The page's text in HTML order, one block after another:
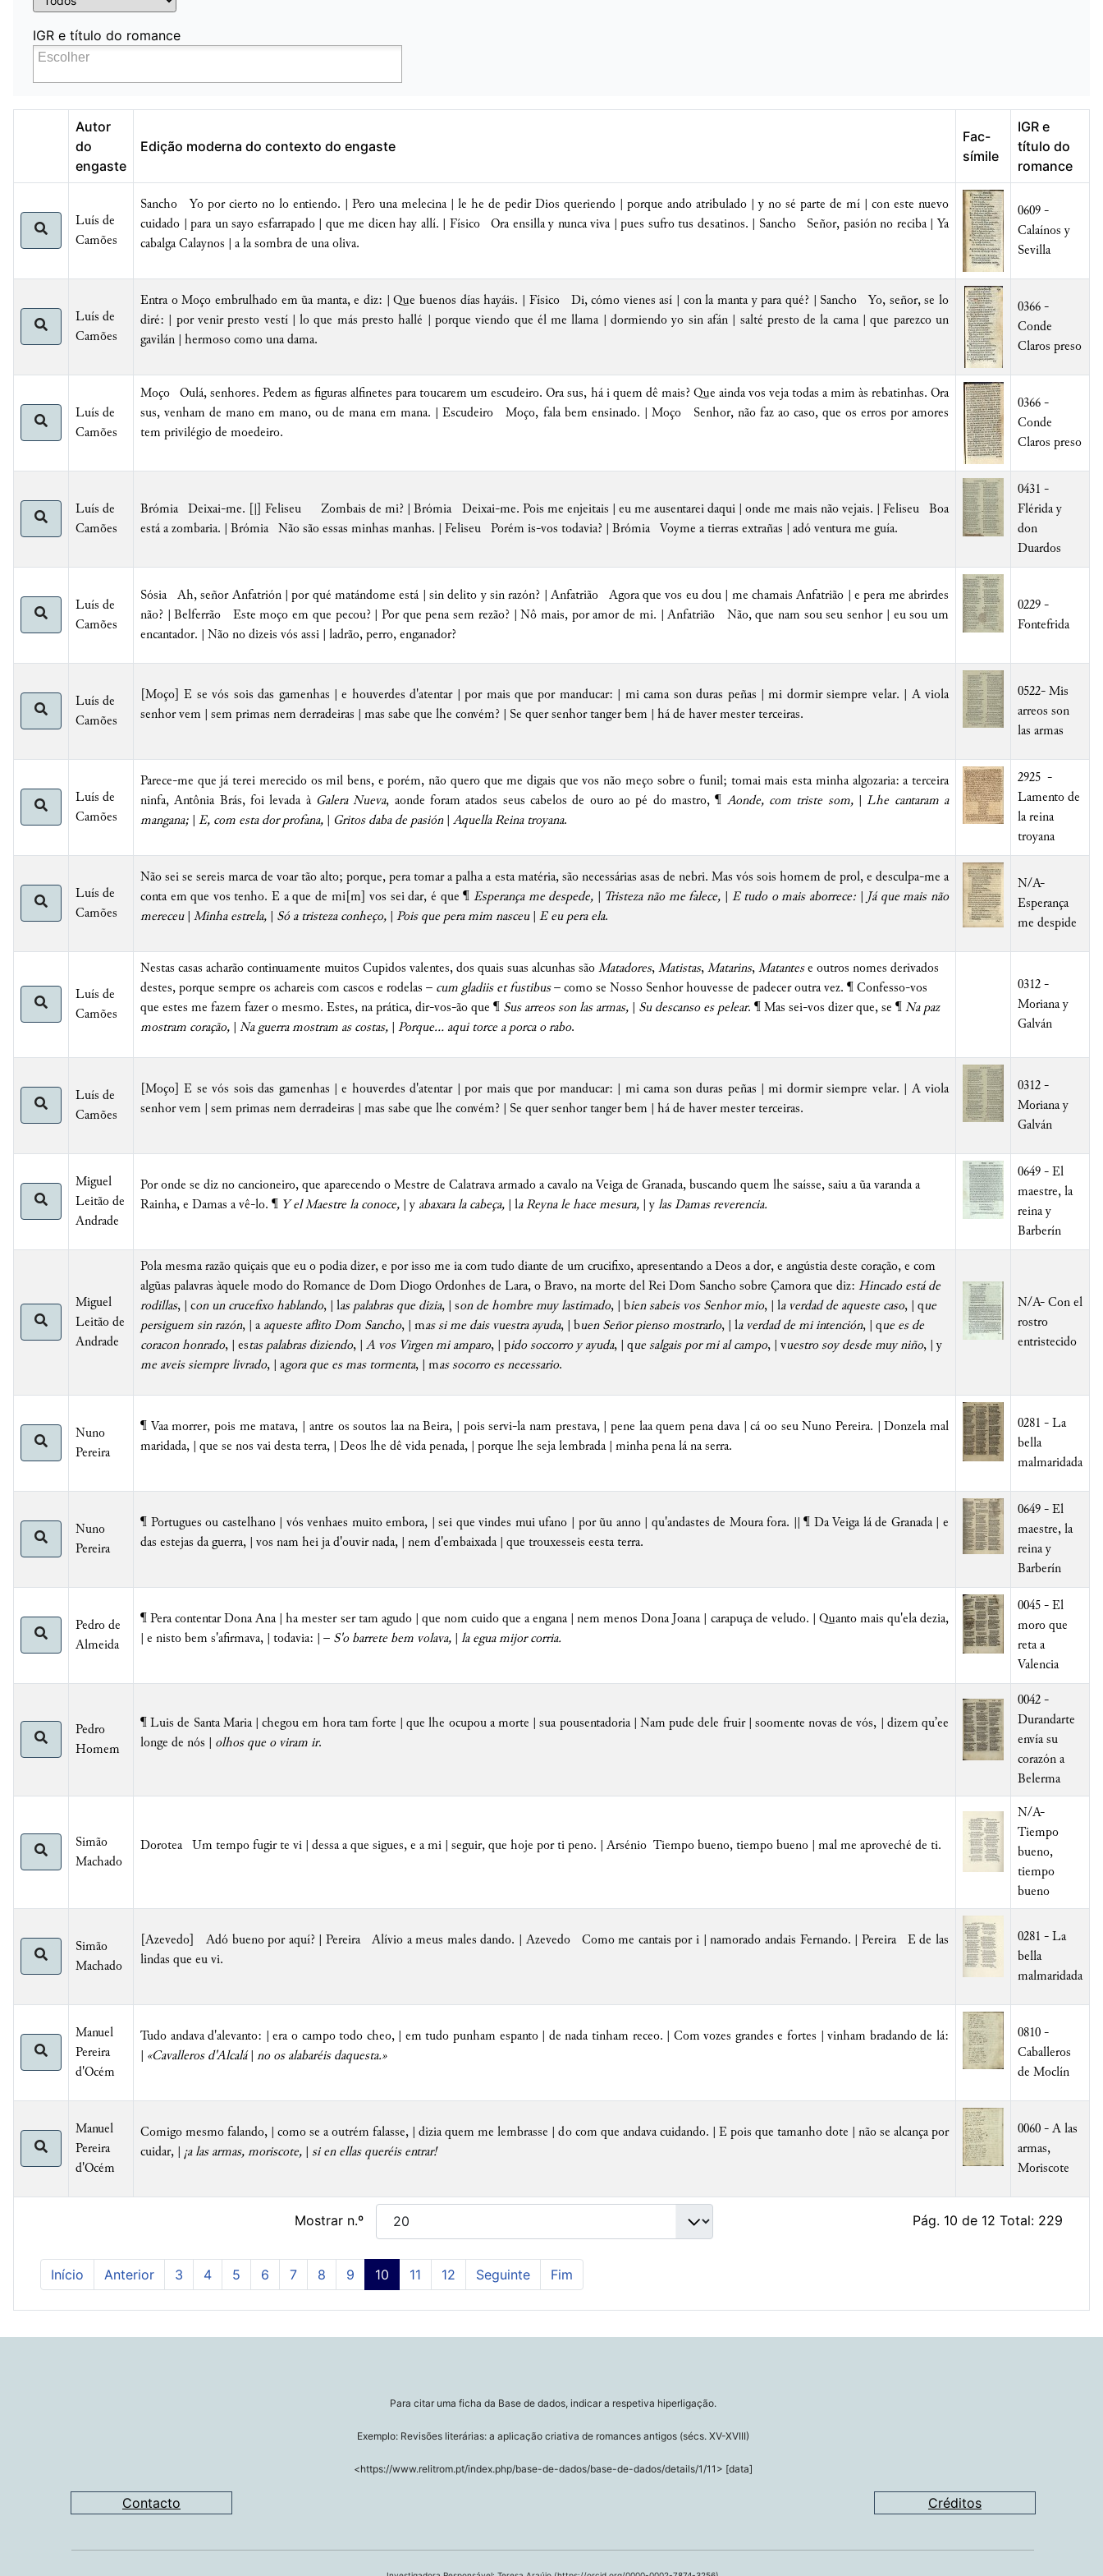
IGR e título do romance
Autor
do
engaste
Edição moderna do contexto do engaste
Fac-
símile
IGR e
título do
romance
Mostrar n.º Pág. 10 de 12 Total: 229
Início Anterior 3 4 5 6 7 8 9 10 11 12 Seguinte Fim
Luís de
Camões
Sancho Yo por cierto no lo entiendo. | Pero una melecina | le he de pedir Dios queriendo | porque ando atribulado | y no sé parte de mí | con este nuevo
cuidado | para un sayo esfarrapado | que me dicen hay allí. | Físico Ora ensilla y nunca viva | pues sufro tus desatinos. | Sancho Señor, pasión no reciba | Ya
cabalga Calaynos | a la sombra de una oliva.
0609 -
Calaínos y
Sevilla
Luís de
Camões
Entra o Moço embrulhado em ũa manta, e diz: |Que buenos días hayáis. | Físico Di, cómo vienes así | con la manta y para qué? | Sancho Yo, señor, se lo
diré: | por venir presto vestí | lo que más presto hallé | porque viendo que él me llama | dormiendo yo sin afán | salté presto de la cama | que parezco un
gavilán | hermoso como una dama.
0366 -
Conde
Claros preso
Luís de
Camões
Moço Oulá, senhores. Pedem as figuras alfinetes para toucarem um escudeiro. Ora sus, há i quem dê mais? Que ainda vos veja todas a mim às rebatinhas. Ora
sus, venham de mano em mano, ou de mana em mana. | Escudeiro Moço, fala bem ensinado. | Moço Senhor, não faz ao caso, que os erros por amores
tem privilégio de moedeiro.
0366 -
Conde
Claros preso
Luís de
Camões
BrómiaDeixai-me. [|]Feliseu Zombais demi? | Brómia Deixai-me. Pois me enjeitais | eu me ausentarei daqui | onde me mais não vejais. | Feliseu Boa
está a zombaria. | Brómia Não são essas minhas manhas. | Feliseu Porém is-vos todavia? | Brómia Voyme atierras extrañas | adó ventura me guía.
0431 -
Flérida y
don
Duardos
Luís de
Camões
Sósia Ah, señor Anfatrión |por qué matándome está | sin delito y sin razón? | Anfatrião Agora que vos eu dou | me chamaisAnfatrião |e pera me abrirdes
não? | Belferrão Este moço em que pecou? | Por que pena sem rezão? | Nô mais, por amor de mi. | Anfatrião Não, que nam sou seu senhor | eu sou um
encantador. | Não no dizeis vós assi | ladrão, perro, enganador?
0229 -
Fontefrida
Luís de
Camões
[Moço] E se vós sois das gamenhas | e houverdes d'atentar | por mais que por manducar: | mi cama son duras peñas | mi dormir siempre velar. | A viola
senhor vem | sem primas nem derradeiras | mas sabe que lhe convém? | Se quer senhor tanger bem | há de haver mester terceiras.
0522- Mis
arreos son
las armas
Luís de
Camões
Parece-me que já terei merecido os mil bens, e porém, não quero que me digais que vos não meço sobre o funil; tomai mais esta minha algozaria: a terceira
ninfa, Antônia Brás, foi levada à Galera Nueva, aonde foram atados seus cabelos de ouro ao pé do mastro, ¶ Aonde, com triste som,|Lhe cantaram a
mangana;
E, com esta dor profana, Gritos daba de pasión| Aquella Reina troyana.
2925 -
Lamento de
la reina
troyana
Luís de
Camões
Não sei se sereis marca de voar tão alto; porque, pera tomar a palha a esta matéria, são necessárias asas de nebri. Mas vós sois homem de prol, e desculpa-me a
conta em que vos tenho. E a que de mi[m] vos sei dar, é que ¶ Esperança me despede, Tristeza não me falece, E tudo o mais aborrece:|
Já que mais não
mereceu| Minha estrela, Só a tristeza conheço, Pois que pera mim nasceu| E eu pera ela.
N/A-
Esperança
me despide
Luís de
Camões
Nestas casas acharão continuamente muitos Cupidos valentes, dos quais suas alcunhas são Matadores, Matistas, Matarins, Matantese outros nomes derivados
destes, porque sempre os achareis com cascos e rodelas – cum gladiis et fustibus– como se Nosso Senhor houvesse de padecer outra vez. ¶ Confesso-vos
que estes me fazem fazer o mesmo. Estes, na prática, dir-vos-ão que ¶ Sus arreos son las armas, Su descanso es pelear. ¶ Mas sei-vos dizer que, se ¶ Na paz
mostram coração,
Na guerra mostram as costas, Porque... aqui torce a porca o rabo.
0312 -
Moriana y
Galván
Luís de
Camões
[Moço] E se vós sois das gamenhas | e houverdes d'atentar | por mais que por manducar: | mi cama son duras peñas | mi dormir siempre velar. | A viola
senhor vem | sem primas nem derradeiras | mas sabe que lhe convém? | Se quer senhor tanger bem | há de haver mester terceiras.
0312 -
Moriana y
Galván
Miguel
Leitão de
Andrade
Por onde se diz no cancioneiro, que aparecendo o Mestre de Calatrava armado a cavalo na Veiga de Granada, buscando quem lhe saísse, saiu a ũa varanda a
Rainha, e Damas a vê-lo. ¶ Y el Maestre la conoce, | y abaxara la cabeça, | la Reyna le hace mesura, | y las Damas reverencia.
0649 - El
maestre, la
reina y
Barberín
Miguel
Leitão de
Andrade
Pola mesma razão quiçais que eu o podia dizer, e por isso me ia com tudo diante de um crucifixo, apresentando a Deos a dor, e angústia deste coração, e com
algũas palavras àquele modo do Romance de Dom Diogo Ordonhes de Lara, o Bravo, na morte del Rei Dom Sancho sobre Çamora que diz: Hincado está de
rodillas, | con un crucefixo hablando, | las palabras que dizia, | son de hombre muy lastimado, | bien sabeis vos Senhor mio, | la verdad de aqueste caso, | que
persiguem sin razón, | aaqueste aflito Dom Sancho, | mas si me dais vuestra ayuda, | buen Señor pienso mostrarlo, | la verdad de mi intención, | que es de
coracon honrado, | estas palabras diziendo, | A vos Virgen mi amparo, | pido soccorro y ayuda, | que salgais por mi al campo, | vuestro soy desde muy niño, | y
me aveis siempre livrado, | agora que es mas tormenta, | mas socorro es necessario.
N/A- Con el
rostro
entristecido
Nuno
Pereira
¶ Vaa morrer, pois me matava, | antre os soutos laa na Beira, | pois servi-la nam prestava, | pene laa quem pena dava | cá oo seu Nuno Pereira. | Donzela mal
maridada, | que se nos vai desta terra, | Deos lhe dê vida penada, | porque lhe seja lembrada | minha pena lá na serra.
0281 - La
bella
malmaridada
Nuno
Pereira
¶ Portugues ou castelhano | vós venhaes muito embora, | sei que vindes mui ufano | por ũu anno | qu'andastes de Moura fora. || ¶ Da Veiga lá de Granada | e
das estejas da guerra, | vos nam hei ja d'ouvir nada, | nem d'embaixada | que trouxesseis eesta terra.
0649 - El
maestre, la
reina y
Barberín
Pedro de
Almeida
¶ Pera contentar Dona Ana | ha mester ser tam agudo | que nom cuido que a engana | nem menos Dona Joana | carapuça de veludo. | Quanto mais qu'ela dezia,
| e nisto bem s'afirmava, | todavia: | – S'o barrete bem volava, la egua mijor corria.
0045 - El
moro que
reta a
Valencia
Pedro
Homem
¶ Luis de Santa Maria | chegou em hora tam forte | que lhe ocupou a morte | sua pousentadoria | Nam pude dele fruir | soomente novas de vós, | dizem qu’ee
longe de nós | olhos que o viram ir.
0042 -
Durandarte
envía su
corazón a
Belerma
Simão
Machado
Dorotea Um tempo fugir te vi | dessa a que sigues, e a mi | seguir, que hoje por ti peno. | Arsénio Tiempo bueno, tiempo bueno | mal me aproveché de ti.
N/A-
Tiempo
bueno,
tiempo
bueno
Simão
Machado
[Azevedo] Adó bueno por aquí? | Pereira Alívio a meus males dando. | Azevedo Como me cantais por i | namorado andais Fernando. | Pereira E de las
lindas que eu vi.
0281 - La
bella
malmaridada
Manuel
Pereira
d'Océm
Tudo andava d'alevanto: | era o campo todo cheo, | em tudo punham espanto | de nada tinham receo. | Com vozes grandes e fortes | vinham bradando de lá:
«Cavalleros d'Alcalá| no os alabaréis daquesta.»
0810 -
Caballeros
de Moclín
Manuel
Pereira
d'Océm
Comigo mesmo falando, | como se a outrém falasse, | dizia quem me lembrasse | do com que andava cuidando. | E pois que tamanho dote | não se alcança por
cuidar, | ¡a las armas, moriscote, si en ellas queréis entrar!
0060 - A las
armas,
Moriscote
Para citar uma ficha da Base de dados, indicar a respetiva hiperligação.
Exemplo: Revisões literárias: a aplicação criativa de romances antigos (sécs. XV-XVIII)
<https://www.relitrom.pt/index.php/base-de-dados/base-de-dados/details/1/11> [data]
Contacto Créditos